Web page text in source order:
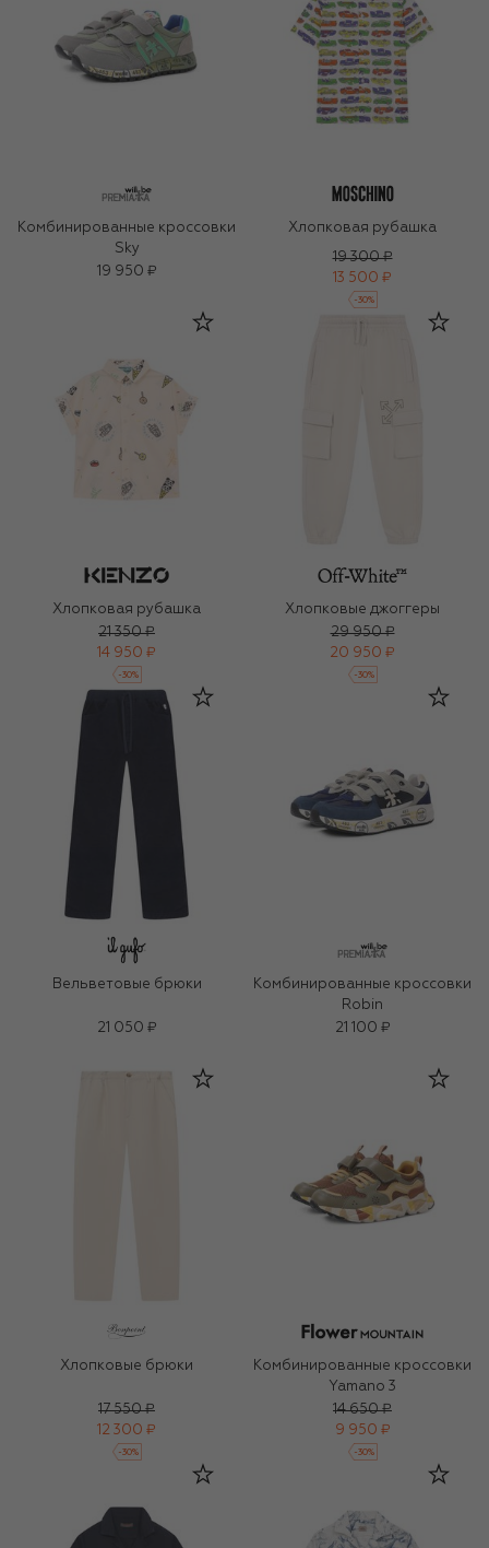
Комбинированные кроссовки
Sky
19 950 ₽
Хлопковая рубашка
19 300 ₽
13 500 ₽
-30%
Хлопковая рубашка
21 350 ₽
14 950 ₽
-30%
Хлопковые джоггеры
29 950 ₽
20 950 ₽
-30%
Вельветовые брюки
21 050 ₽
Комбинированные кроссовки
Robin
21 100 ₽
Хлопковые брюки
17 550 ₽
12 300 ₽
-30%
Комбинированные кроссовки
Yamano 3
14 650 ₽
9 950 ₽
-30%